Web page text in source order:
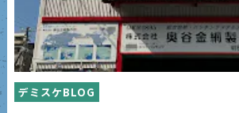
デミスケBLOG